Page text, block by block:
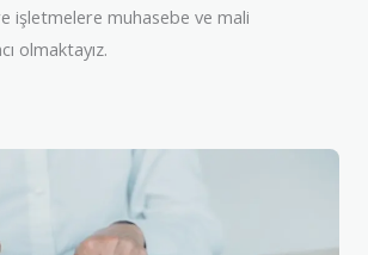
işletmelere muhasebe ve mali
olmaktayız.